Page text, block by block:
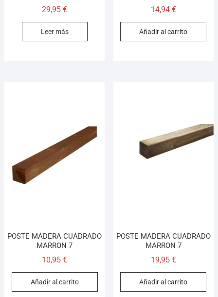
29,95€
Leer más
14,94 €
Añadir al carrito
POSTE MADERA CUADRADO
MARRON 7
10,95€
Añadir al carrito
POSTE MADERA CUADRADO
MARRON 7
19,95 €
Añadir al carrito